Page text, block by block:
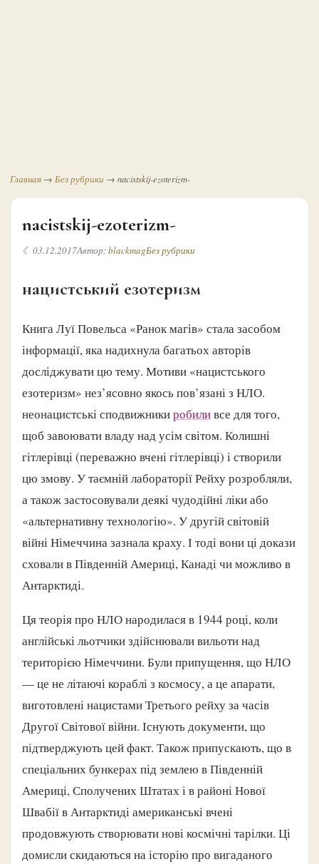
Главная → Без рубрики → nacistskij-ezoterizm-
nacistskij-ezoterizm-
☾ 03.12.2017Автор:blackmagБез рубрики
нацистський езотеризм
Книга Луї Повельса «Ранок магів» стала засобом
інформації, яка надихнула багатьох авторів
досліджувати цю тему. Мотиви «нацистського
езотеризм» нез’ясовно якось пов’язані з НЛО.
неонацистські сподвижникиробиливсе для того,
щоб завоювати владу над усім світом. Колишні
гітлерівці (переважно вчені гітлерівці) і створили
цю змову. У таємній лабораторії Рейху розробляли,
а також застосовували деякі чудодійні ліки або
«альтернативну технологію». У другій світовій
війні Німеччина зазнала краху. І тоді вони ці докази
сховали в Південній Америці, Канаді чи можливо в
Антарктиді.
Ця теорія про НЛО народилася в 1944 році, коли
англійські льотчики здійснювали вильоти над
територією Німеччини. Були припущення, що НЛО
— це не літаючі кораблі з космосу, а це апарати,
виготовлені нацистами Третього рейху за часів
Другої Світової війни. Існують документи, що
підтверджують цей факт. Також припускають, що в
спеціальних бункерах під землею в Південній
Америці, Сполучених Штатах і в районі Нової
Швабії в Антарктиді американські вчені
продовжують створювати нові космічні тарілки. Ці
домисли скидаються на історію про вигаданого